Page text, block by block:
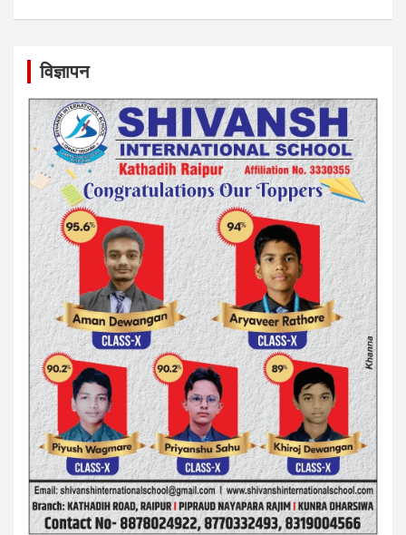
विज्ञापन